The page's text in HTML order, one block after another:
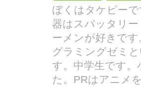
ぼくはタケピー
器はスパッタリ
ーメンが好きで
グラミングゼミ
す。中学生です。
た。PRはアニメ